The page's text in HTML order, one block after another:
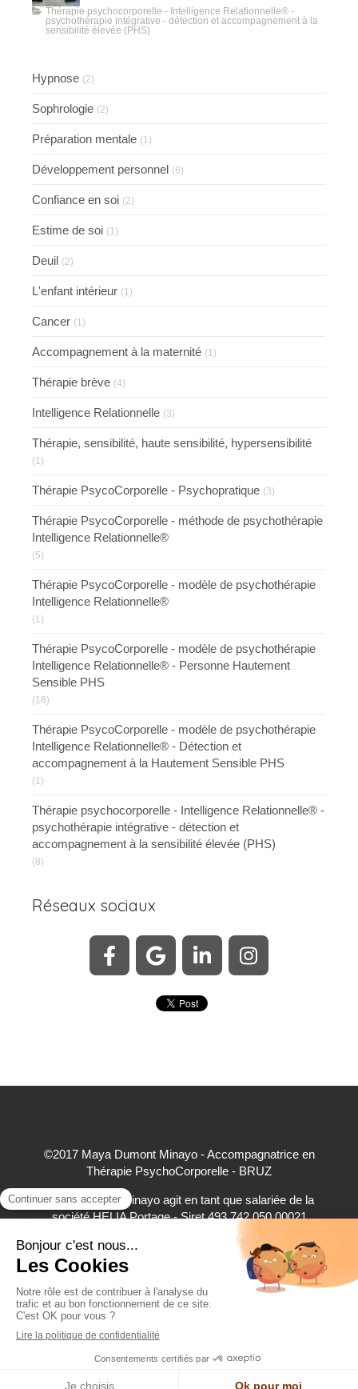
Thérapie psychocorporelle - Intelligence Relationnelle® -
psychothérapie intégrative - détection et accompagnement à la
sensibilité élevée (PHS)
Hypnose (2)
Sophrologie (2)
Préparation mentale (1)
Développement personnel (6)
Confiance en soi (2)
Estime de soi (1)
Deuil (2)
L'enfant intérieur (1)
Cancer (1)
Accompagnement à la maternité (1)
Thérapie brève (4)
Intelligence Relationnelle (3)
Thérapie, sensibilité, haute sensibilité, hypersensibilité
(1)
Thérapie PsycoCorporelle - Psychopratique (3)
Thérapie PsycoCorporelle - méthode de psychothérapie
Intelligence Relationnelle®
(5)
Thérapie PsycoCorporelle - modèle de psychothérapie
Intelligence Relationnelle®
(1)
Thérapie PsycoCorporelle - modèle de psychothérapie
Intelligence Relationnelle® - Personne Hautement
Sensible PHS
(18)
Thérapie PsycoCorporelle - modèle de psychothérapie
Intelligence Relationnelle® - Détection et
accompagnement à la Hautement Sensible PHS
(1)
Thérapie psychocorporelle - Intelligence Relationnelle® -
psychothérapie intégrative - détection et
accompagnement à la sensibilité élevée (PHS)
(8)
Réseaux sociaux
RDV Cabinet & Visio - Crenolibre.fr
©2017 Maya Dumont Minayo - Accompagnatrice en
Thérapie PsychoCorporelle - BRUZ
Maya Dumont Minayo agit en tant que salariée de la
société HELIA Portage - Siret 493 742 050 00021
accepte à ce titre les règlements par carte bancaire,
virement bancaire et espèces
Création et référencement du site par Simplébo
Site partenaire deAnnuaire Thérapeutes